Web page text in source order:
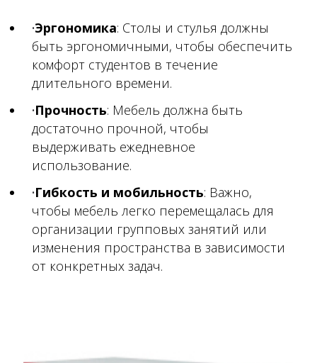
Эргономика: Столы и стулья должны
быть эргономичными, чтобы обеспечить
комфорт студентов в течение
длительного времени.
Прочность: Мебель должна быть
достаточно прочной, чтобы
выдерживать ежедневное
использование.
Гибкость и мобильность: Важно,
чтобы мебель легко перемещалась для
организации групповых занятий или
изменения пространства в зависимости
от конкретных задач.